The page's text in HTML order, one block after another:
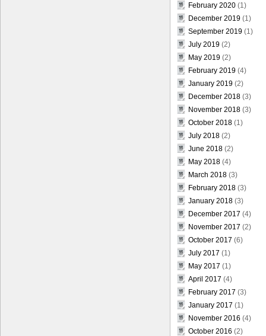
February 2020 (1)
December 2019 (1)
September 2019 (1)
July 2019 (2)
May 2019 (2)
February 2019 (4)
January 2019 (2)
December 2018 (3)
November 2018 (3)
October 2018 (1)
July 2018 (2)
June 2018 (2)
May 2018 (4)
March 2018 (3)
February 2018 (3)
January 2018 (3)
December 2017 (4)
November 2017 (2)
October 2017 (6)
July 2017 (1)
May 2017 (1)
April 2017 (4)
February 2017 (3)
January 2017 (1)
November 2016 (4)
October 2016 (2)